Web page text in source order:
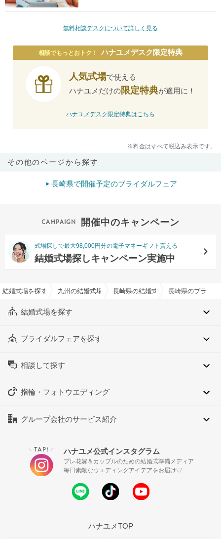
無料相談デスクについて詳しく見る
相談でもっとおトク！ ハナユメデスク限定特典
人気式場で使える
ハナユメだけの限定特典が適用に！
ハナユメデスク限定特典はこちら
※料金はすべて税込み表示です。
その他のページから探す
長崎県で開催予定のブライダルフェア
開催中のキャンペーン
式場探しで最大98,000円分の電子マネーギフト貰える
結婚式場探しキャンペーン実施中
結婚式場を探すならハナユメ
九州の結婚式場 長崎県の結婚式場 長崎県のブライダルローン案内可でおすすめの結婚式場・挙式会場一覧
結婚式場を探す
ブライダルフェアを探す
相談して探す
指輪・フォトウエディング
グループ会社のサービス紹介
＼ TAP! ／ ハナユメ公式インスタグラム
プレ花嫁＆カップルのための結婚式準備メディア
毎日素敵なウエディングアイデアをお届け♡
ハナユメTOP